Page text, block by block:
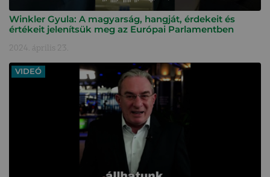
Winkler Gyula: A magyarság, hangját, érdekeit és
értékeit jelenítsük meg az Európai Parlamentben
2024. április 23.
VIDEÓ